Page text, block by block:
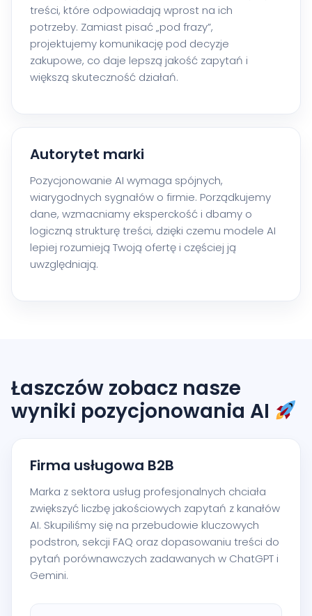
treści, które odpowiadają wprost na ich
potrzeby. Zamiast pisać „pod frazy”,
projektujemy komunikację pod decyzje
zakupowe, co daje lepszą jakość zapytań i
większą skuteczność działań.
Autorytet marki
Pozycjonowanie AI wymaga spójnych,
wiarygodnych sygnałów o firmie. Porządkujemy
dane, wzmacniamy eksperckość i dbamy o
logiczną strukturę treści, dzięki czemu modele AI
lepiej rozumieją Twoją ofertę i częściej ją
uwzględniają.
Łaszczów zobacz nasze
wyniki pozycjonowania AI
Firma usługowa B2B
Marka z sektora usług profesjonalnych chciała
zwiększyć liczbę jakościowych zapytań z kanałów
AI. Skupiliśmy się na przebudowie kluczowych
podstron, sekcji FAQ oraz dopasowaniu treści do
pytań porównawczych zadawanych w ChatGPT i
Gemini.